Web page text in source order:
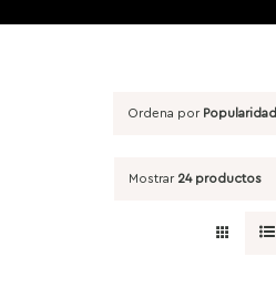
Ordena por Popularidad
Mostrar 24 productos